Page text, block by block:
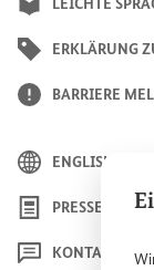
ERKLÄRUNG
BARRIERE
ENGLISH
PRESSE
KONTAKT